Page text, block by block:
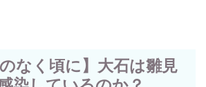
なく頃に】大石は雛見